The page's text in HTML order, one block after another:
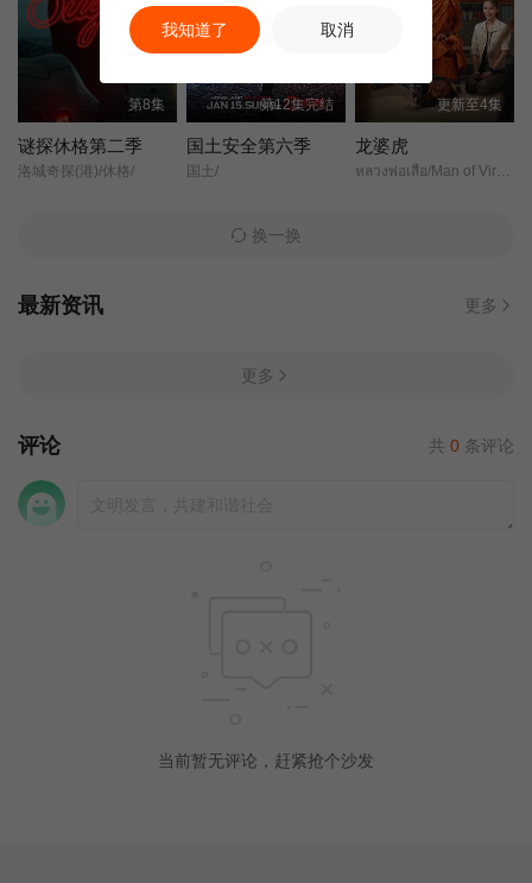
第8集
谜探休格第二季
洛城奇探(港)/休格/
第12集完结
国土安全第六季
国土/
更新至4集
龙婆虎
หลวงพ่อเสือ/Man of Virtue/Luang Pho Suea/
换一换
最新资讯 更多
更多
评论 共 0 条评论
当前暂无评论，赶紧抢个沙发
我知道了 取消